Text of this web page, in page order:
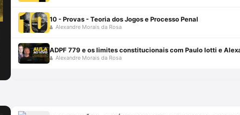
10 - Provas - Teoria dos Jogos e Processo Penal
Alexandre Morais da Rosa
ADPF 779 e os limites constitucionais com Paulo Iotti e
Alexandre Morais da Rosa